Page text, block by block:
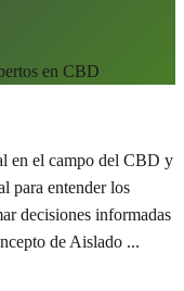
en CBD
en el campo del CBD y
para entender los
decisiones informadas
de Aislado ...